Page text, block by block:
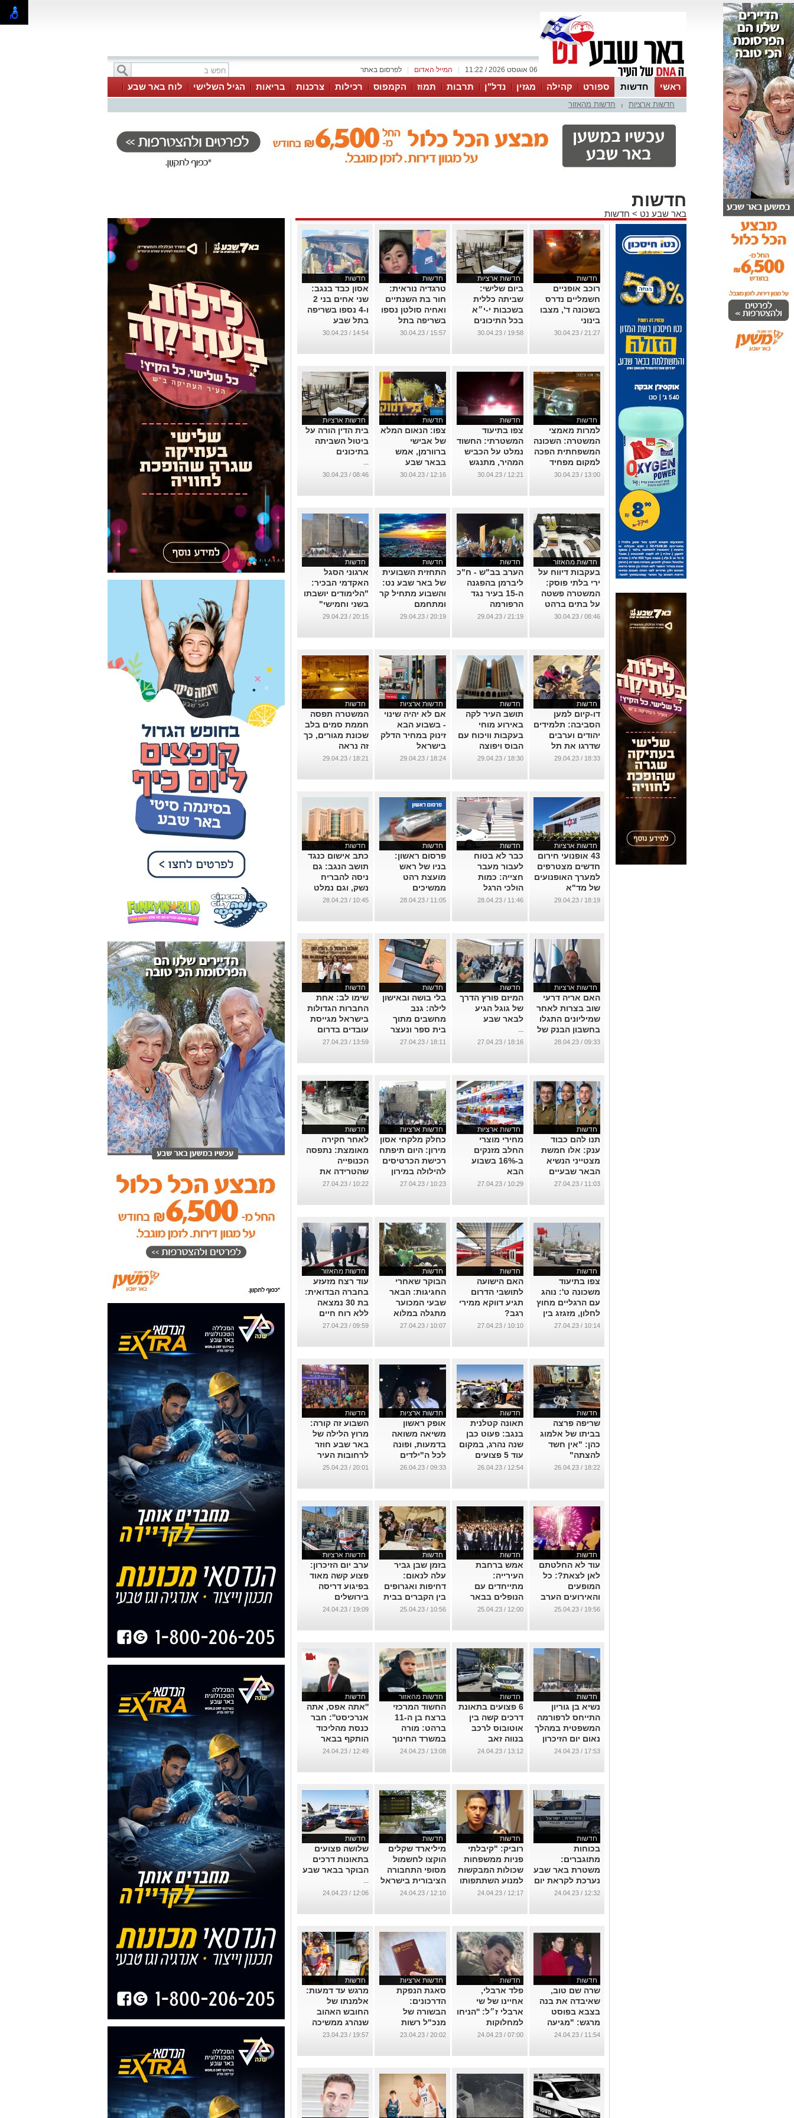
לפרסום באתר המייל האדום 06 אוגוסט 2026 / 11:22
ראשי חדשות ספורט קהילה מגזין נדל"ן תרבות תמוז הקמפוס רכילות צרכנות בריאות הגיל השלישי
לוח באר שבע
עסקים
טיפים והמלצותחדשות ארציות חדשות מהאזור
חדשות
באר שבע נט > חדשות
חדשות
רוכב אופניים
חשמליים נדרס
בשכונה ד', מצבו
בינוני
...
21:27 / 30.04.23
חדשות ארציות
ביום שלישי:
שביתה כללית
בשכבות י-י״א
בכל התיכונים
בארץ
19:58 / 30.04.23
חדשות
טרגדיה נוראית:
חור בת השנתיים
ואחיה סולטן נספו
בשריפה בתל
שבע
15:57 / 30.04.23
חדשות
אסון כבד בנגב:
שני אחים בני 2
ו-4 נספו בשריפה
בתל שבע
...
14:54 / 30.04.23
חדשות
למרות מאמצי
המשטרה: השכונה
המשפחתית הפכה
למקום מפחיד
להסתובב בו
...
13:00 / 30.04.23
חדשות
צפו בתיעוד
המשטרתי: החשוד
נמלט על הכביש
המהיר, מתנגש
בשער ונעצר
12:21 / 30.04.23
חדשות
צפו: הנאום המלא
של אבישי
ברוורמן, אמש
בבאר שבע
...
12:16 / 30.04.23
חדשות ארציות
בית הדין הורה על
ביטול השביתה
בתיכונים
...
08:46 / 30.04.23
חדשות מהאזור
בעקבות דיווח על
ירי בלתי פוסק:
המשטרה פשטה
על בתים ברהט
...
08:46 / 30.04.23
חדשות
הערב בב"ש - ח"כ
ליברמן בהפגנה
ה-15 בעיר נגד
הרפורמה
המשפטית
21:19 / 29.04.23
חדשות
התחזית השבועית
של באר שבע נט:
והשבוע מתחיל קר
ומתחמם
...
20:19 / 29.04.23
חדשות
ארגוני הסגל
האקדמי הבכיר:
"הלימודים יושבתו
בשני וחמישי"
...
20:15 / 29.04.23
חדשות
דו-קיום למען
הסביבה: תלמידים
יהודים וערבים
שדרגו את תל
באר-שבע
18:33 / 29.04.23
חדשות
תושב העיר לקה
באירוע מוחי
בעקבות וויכוח עם
הבוס ויפוצה
כספית
18:30 / 29.04.23
חדשות ארציות
אם לא יהיה שינוי
- בשבוע הבא
זינוק במחיר הדלק
בישראל
...
18:24 / 29.04.23
חדשות
המשטרה תפסה
חממת סמים בלב
שכונת מגורים, כך
זה נראה
...
18:21 / 29.04.23
חדשות ארציות
43 אופנועי חירום
חדשים מצטרפים
למערך האופנועים
של מד"א
...
18:19 / 29.04.23
חדשות
כבר לא בטוח
לעבור מעבר
חצייה: כמות
הולכי הרגל
המדאיגה שנפגעו
...
11:46 / 28.04.23
חדשות
פרסום ראשון:
בניו של ראש
מועצת רהט
ממשיכים
להסתבך
11:05 / 28.04.23
חדשות
כתב אישום כנגד
תושב הנגב: גם
ניסה להבריח
נשק, וגם נמלט
מהשוטרים
10:45 / 28.04.23
חדשות ארציות
האם אריה דרעי
שוב בצרות לאחר
שמיליונים התגלו
בחשבון הבנק של
בתו?
09:33 / 28.04.23
חדשות
המיזם פורץ הדרך
של גוגל הגיע
לבאר שבע
...
18:16 / 27.04.23
חדשות
בלי בושה ובאישון
לילה: גנב
מחשבים מתוך
בית ספר ונעצר
...
18:11 / 27.04.23
חדשות
שימו לב: אחת
החברות הגדולות
בישראל מגייסת
עובדים בדרום
...
13:59 / 27.04.23
חדשות
תנו להם כבוד
ענק: אלו חמשת
מצטייני הנשיא
הבאר שבעיים
...
11:03 / 27.04.23
חדשות ארציות
מחירי מוצרי
החלב מזנקים
ב-16% בשבוע
הבא
...
10:29 / 27.04.23
חדשות ארציות
כחלק מלקחי אסון
מירון: היום תיפתח
רכישת הכרטיסים
להילולה במירון
...
10:23 / 27.04.23
חדשות
לאחר חקירה
מאומצת: נתפסה
הכנופייה
שהטרידה את
תושבי באר שבע
...
10:22 / 27.04.23
חדשות
צפו בתיעוד
משכונה ט': נוהג
עם הרגליים מחוץ
לחלון, מזגזג בין
נתיבים ונעצר
10:14 / 27.04.23
חדשות
האם הישועה
לתושבי הדרום
תגיע דווקא ממירי
רגב?
...
10:10 / 27.04.23
חדשות
הבוקר שאחרי
החגיגות: הבאר
שבעי המכוער
מתגלה במלוא
תפארתו
10:07 / 27.04.23
חדשות מהאזור
עוד רצח מזעזע
בחברה הבדואית:
בת 30 נמצאה
ללא רוח חיים
בביתה
09:59 / 27.04.23
חדשות
שריפה פרצה
בביתו של אלמוג
כהן: "אין חשד
להצתה"
...
18:22 / 26.04.23
חדשות
תאונה קטלנית
בנגב: פעוט כבן
שנה נהרג, במקום
עוד 5 פצועים
...
12:54 / 26.04.23
חדשות ארציות
אופק ראשון
משיאה משואה
בדמעות, ופונה
לכל ה"ילדים
השקופים"
09:33 / 26.04.23
חדשות
השבוע זה קורה:
מרוץ הלילה של
באר שבע חוזר
לרחובות העיר
...
20:01 / 25.04.23
חדשות
עוד לא החלטתם
לאן לצאת?: כל
המופעים
והאירועים הערב
בבאר שבע
19:56 / 25.04.23
חדשות
אמש ברחבת
העירייה:
מתייחדים עם
הנופלים בבאר
שבע
12:00 / 25.04.23
חדשות
בזמן שבן גביר
עלה לנאום:
דחיפות ואגרופים
בין הקברים בבית
העלמין בבאר
...
10:56 / 25.04.23
חדשות ארציות
ערב יום הזיכרון:
פצוע קשה מאוד
בפיגוע דריסה
בירושלים
...
19:09 / 24.04.23
חדשות
נשיא בן גוריון
התייחס לרפורמה
המשפטית במהלך
נאום יום הזיכרון
ועורר סערה
17:53 / 24.04.23
חדשות
6 פצועים בתאונת
דרכים קשה בין
אוטובוס לרכב
בנווה זאב
...
13:12 / 24.04.23
חדשות מהאזור
החשוד המרכזי
ברצח בן ה-11
ברהט: מורה
במשרד החינוך
...
13:08 / 24.04.23
חדשות
''אתה אפס, אתה
אנרכיסט'': חבר
כנסת מהליכוד
הותקף בבאר
שבע (תיעוד)
12:49 / 24.04.23
חדשות
בכוחות
מתוגברים:
משטרת באר שבע
נערכת לקראת יום
מתוח במיוחד
12:32 / 24.04.23
חדשות
רוביק: "קיבלתי
פניות ממשפחות
שכולות המבקשות
למנוע השתתפותו
של השר לביטחון
...
12:17 / 24.04.23
חדשות
מיליארד שקלים
הוקצו לחשמול
מסופי התחבורה
הציבורית בישראל
...
12:10 / 24.04.23
חדשות
שלושה פצועים
בתאונות דרכים
הבוקר בבאר שבע
...
12:06 / 24.04.23
חדשות
שרה שם טוב,
שאיבדה את בנה
בצבא בפוסט
מרגש: "מגיעה
לכבד את בני. בן
לא משנים לי"
11:54 / 24.04.23
חדשות
פלד ארבלי,
אחיינו של שי
ארבלי ז״ל: ''הניחו
למחלוקות
הפוליטיות ביום
...
07:00 / 24.04.23
חדשות ארציות
סאגת הנפקת
הדרכונים:
הבשורה של
מנכ"ל רשות
האוכלוסין בועדת
...
20:02 / 23.04.23
חדשות
מרגש עד דמעות:
אלמנתו של
החובש האהוב
שנהרג ממשיכה
את דרכו
19:57 / 23.04.23